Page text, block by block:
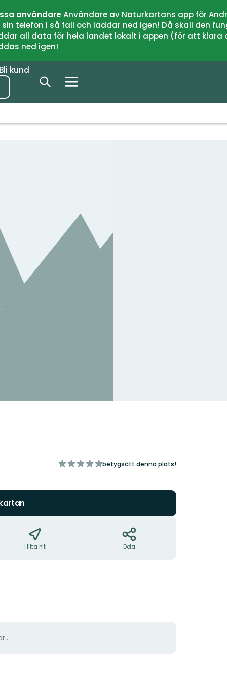
användareAnvändare av Naturkartans app för
telefon i så fall och laddar ned igen! Då skall den
all data för hela landet lokalt i appen (för att
ned igen!
Bli kund
av
betygsätt denna plats!
Hitta hit Dela